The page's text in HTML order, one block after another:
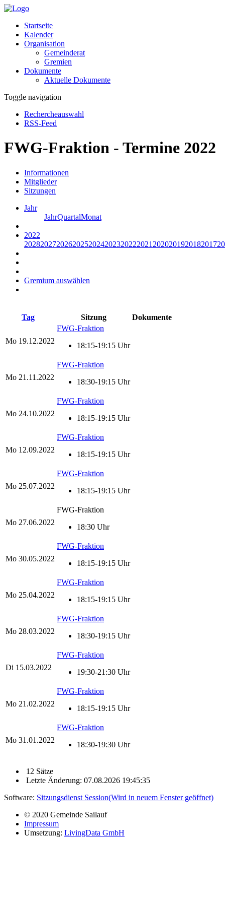
Startseite
Kalender
Organisation
Gemeinderat
Gremien
Dokumente
Aktuelle Dokumente
Toggle navigation
Rechercheauswahl
RSS-Feed
FWG-Fraktion - Termine 2022
Informationen
Mitglieder
Sitzungen
Jahr
JahrQuartalMonat
2022
20282027202620252024202320222021 2020201920182017
Gremium auswählen
Tag Sitzung Dokumente
Mo 19.12.2022
FWG-Fraktion
18:15-19:15 Uhr
Mo 21.11.2022
FWG-Fraktion
18:30-19:15 Uhr
Mo 24.10.2022
FWG-Fraktion
18:15-19:15 Uhr
Mo 12.09.2022
FWG-Fraktion
18:15-19:15 Uhr
Mo 25.07.2022
FWG-Fraktion
18:15-19:15 Uhr
Mo 27.06.2022
FWG-Fraktion
18:30 Uhr
Mo 30.05.2022
FWG-Fraktion
18:15-19:15 Uhr
Mo 25.04.2022
FWG-Fraktion
18:15-19:15 Uhr
Mo 28.03.2022
FWG-Fraktion
18:30-19:15 Uhr
Di 15.03.2022
FWG-Fraktion
19:30-21:30 Uhr
Mo 21.02.2022
FWG-Fraktion
18:15-19:15 Uhr
Mo 31.01.2022
FWG-Fraktion
18:30-19:30 Uhr
12 Sätze
Letzte Änderung: 07.08.2026 19:45:35
Software: Sitzungsdienst Session(Wird in neuem Fenster geöffnet)
© 2020 Gemeinde Sailauf
Impressum
Umsetzung: LivingData GmbH